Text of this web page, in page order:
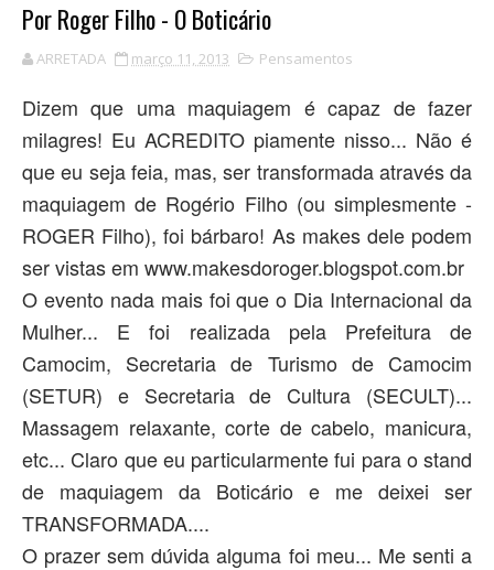
Por Roger Filho - O Boticário
ARRETADA março 11, 2013 Pensamentos
Dizem que uma maquiagem é capaz de fazer
milagres! Eu ACREDITO piamente nisso... Não é
que eu seja feia, mas, ser transformada através da
maquiagem de Rogério Filho (ou simplesmente -
ROGER Filho), foi bárbaro! As makes dele podem
ser vistas em www.makesdoroger.blogspot.com.br
O evento nada mais foi que o Dia Internacional da
Mulher... E foi realizada pela Prefeitura de
Camocim, Secretaria de Turismo de Camocim
(SETUR) e Secretaria de Cultura (SECULT)...
Massagem relaxante, corte de cabelo, manicura,
etc... Claro que eu particularmente fui para o stand
de maquiagem da Boticário e me deixei ser
TRANSFORMADA....
O prazer sem dúvida alguma foi meu... Me senti a